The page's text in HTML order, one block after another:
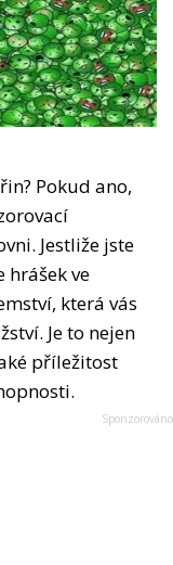
Pokud ano,
Jestliže jste
hrášek ve
která vás
Je to nejen
příležitost